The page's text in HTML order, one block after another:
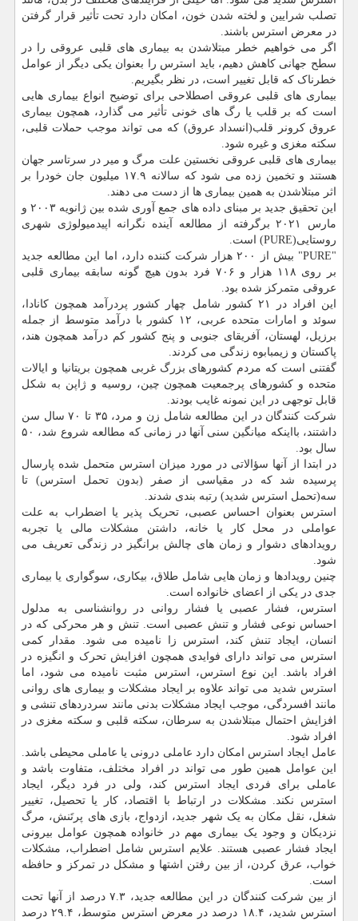
تصلب شرایین و لخته شدن خون، امکان دارد تحت تأثیر قرار گرفتن
در معرض استرس باشند.
اگر می خواهیم خطر مبتلاشدن به بیماری های قلبی عروقی را در
سطح جهانی کاهش دهیم، باید استرس را بعنوان یکی دیگر از عوامل
خطرناک که قابل تغییر است، در نظر بگیریم.
بیماری های قلبی عروقی اصطلاحی برای توضیح انواع بیماری هایی
است که بر قلب یا رگ های خونی تأثیر می گذارد، همچون بیماری
عروق کرونر قلب(انسداد عروق) که می تواند موجب حملات قلبی،
سکته مغزی و غیره شود.
بیماری های قلبی عروقی نخستین علت مرگ و میر در سرتاسر جهان
هستند و تخمین زده می شود که سالانه ۱۷.۹ میلیون جان خودرا بر
اثر مبتلاشدن به همین بیماری ها از دست می دهند.
این تحقیق جدید بر مبنای داده های جمع آوری شده بین ژانویه ۲۰۰۳ و
مارس ۲۰۲۱ برگرفته از مطالعه آینده نگرانه اپیدمیولوژی شهری
روستایی(PURE) است.
"PURE" بیش از ۲۰۰ هزار شرکت کننده دارد، اما این مطالعه جدید
بر روی ۱۱۸ هزار و ۷۰۶ فرد بدون هیچ گونه سابقه بیماری قلبی
عروقی متمرکز شده بود.
این افراد در ۲۱ کشور شامل چهار کشور پردرآمد همچون کانادا،
سوئد و امارات متحده عربی، ۱۲ کشور با درآمد متوسط ​​از جمله
برزیل، لهستان، آفریقای جنوبی و پنج کشور کم درآمد همچون هند،
پاکستان و زیمبابوه زندگی می کردند.
گفتنی است که مردم کشورهای بزرگ غربی همچون بریتانیا و ایالات
متحده و کشورهای پرجمعیت همچون چین، روسیه و ژاپن به شکل
قابل توجهی در این نمونه غایب بودند.
شرکت کنندگان در این مطالعه شامل زن و مرد، ۳۵ تا ۷۰ سال سن
داشتند، بااینکه میانگین سنی آنها در زمانی که مطالعه شروع شد، ۵۰
سال بود.
در ابتدا از آنها سؤالاتی در مورد میزان استرس متحمل شده پارسال
پرسیده شد که در مقیاسی از صفر (بدون تحمل استرس) تا
سه(تحمل استرس شدید) رتبه بندی شدند.
استرس بعنوان احساس عصبی، تحریک پذیر یا اضطراب به علت
عواملی در محل کار یا خانه، داشتن مشکلات مالی یا تجربه
رویدادهای دشوار و زمان های چالش برانگیز در زندگی تعریف می
شود.
چنین رویدادها و زمان هایی شامل طلاق، بیکاری، سوگواری یا بیماری
جدی در یکی از اعضای خانواده است.
استرس، فشار عصبی یا فشار روانی در روانشناسی به مدلول
احساس نوعی فشار و تنش عصبی است. تنش و هر محرکی که در
انسان، ایجاد تنش کند، استرس زا نامیده می شود. مقدار کمی
استرس می تواند دارای فوایدی همچون افزایش تحرک و انگیزه در
افراد باشد. این نوع استرس، استرس مثبت نامیده می شود، اما
استرس شدید می تواند علاوه بر ایجاد مشکلات و بیماری های روانی
مانند افسردگی، موجب ایجاد مشکلات بدنی مانند سردردهای تنشی و
افزایش احتمال مبتلاشدن به سرطان، سکته قلبی و سکته مغزی در
افراد شود.
عامل ایجاد استرس امکان دارد عاملی درونی یا عاملی محیطی باشد.
این عوامل همین طور می تواند در افراد مختلف، متفاوت باشد و
عاملی برای فردی ایجاد استرس کند، ولی در فرد دیگر، ایجاد
استرس نکند. مشکلات در ارتباط با اقتصاد، کار یا تحصیل، تغییر
شغل، نقل مکان به یک شهر جدید، ازدواج، بازی های پرتَنش، مرگ
نزدیکان و وجود یک بیماری مهم در خانواده همچون عوامل بیرونی
ایجاد فشار عصبی هستند. علایم استرس شامل اضطراب، مشکلات
خواب، عرق کردن، از بین رفتن اشتها و مشکل در تمرکز و حافظه
است.
از بین شرکت کنندگان در این مطالعه جدید، ۷.۳ درصد از آنها تحت
استرس شدید، ۱۸.۴ درصد در معرض استرس متوسط، ۲۹.۴ درصد